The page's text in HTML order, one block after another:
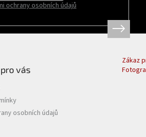
ochrany osobních údajů
vás
osobních údajů
Zákaz